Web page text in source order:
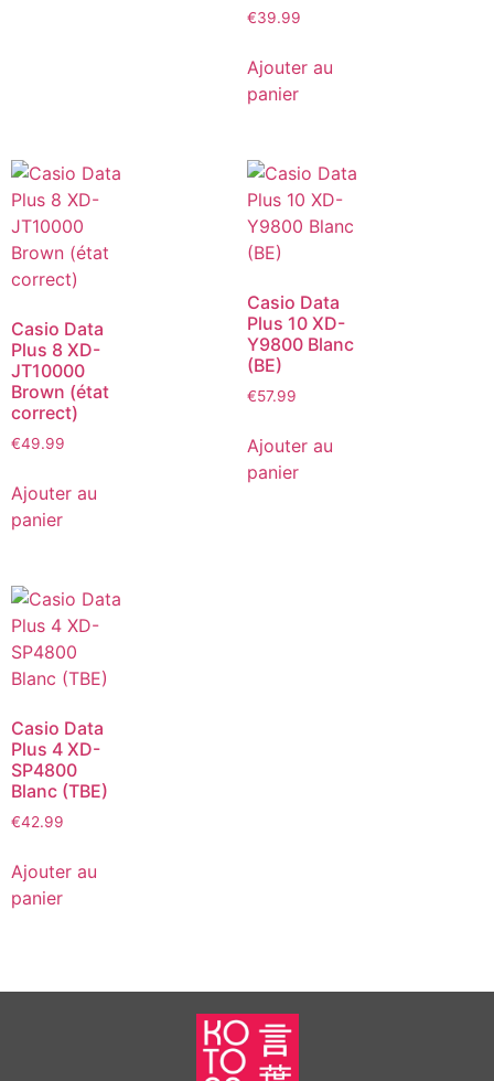
€39.99
Ajouter au
panier
Casio Data
Plus 8 XD-
JT10000
Brown (état
correct)
€49.99
Ajouter au
panier
Casio Data
Plus 10 XD-
Y9800 Blanc
(BE)
€57.99
Ajouter au
panier
Casio Data
Plus 4 XD-
SP4800
Blanc (TBE)
€42.99
Ajouter au
panier